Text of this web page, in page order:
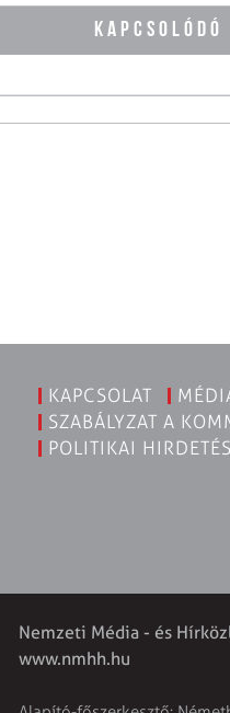
KAPCSOLÓDÓ
KAPCSOLAT
SZABÁLYZAT A
POLITIKAI
Nemzeti Média - és
www.nmhh.hu